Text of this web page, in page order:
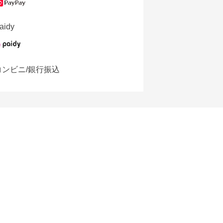
ンビニ/銀行振込